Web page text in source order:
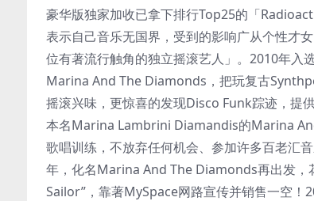
豪华版独家加收已拿下排行Top25的「
表示自己音乐无国界，受到的影响广从个性才
位有著流行触角的独立摇滚艺人」。2010年入
Marina And The Diamonds，把玩复古
摇滚兴味，更惊喜的发现Disco Funk踪迹，提
本名Marina Lambrini Diamandis的Marina
歌唱训练，不放弃任何机会、参加许多百老汇
年，化名Marina And The Diamonds再出发，
Sailor”，靠著MySpace网路宣传并销售一空